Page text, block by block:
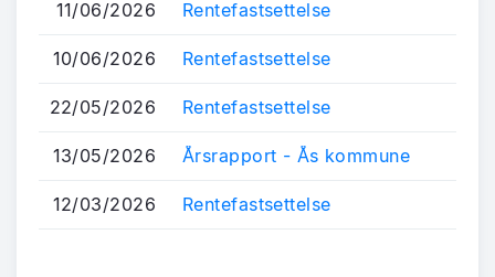
11/06/2026 Rentefastsettelse
10/06/2026 Rentefastsettelse
22/05/2026 Rentefastsettelse
13/05/2026 Årsrapport - Ås kommune
12/03/2026 Rentefastsettelse